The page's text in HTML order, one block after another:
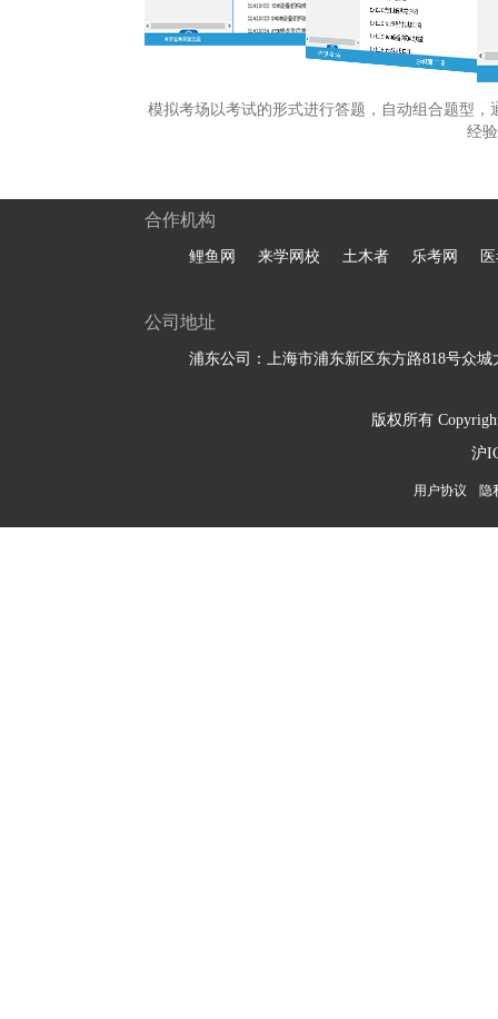
模拟考场以考试的形式进行答题，自动组合题型
经
合作机构
鲤鱼网 来学网校 土木者 乐考网
公司地址
浦东公司：上海市浦东新区东方路818号众城
版权所有
沪
用户协议 隐